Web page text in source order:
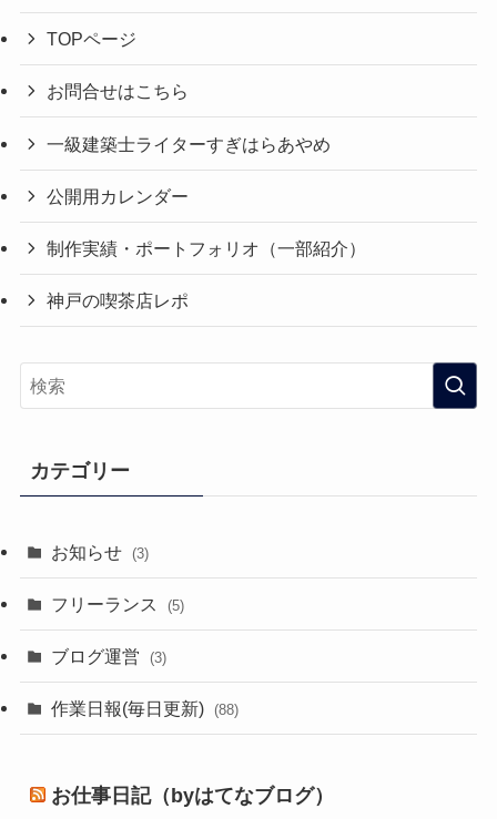
TOPページ
お問合せはこちら
一級建築士ライターすぎはらあやめ
公開用カレンダー
制作実績・ポートフォリオ（一部紹介）
神戸の喫茶店レポ
カテゴリー
お知らせ (3)
フリーランス (5)
ブログ運営 (3)
作業日報(毎日更新) (88)
お仕事日記（byはてなブログ）